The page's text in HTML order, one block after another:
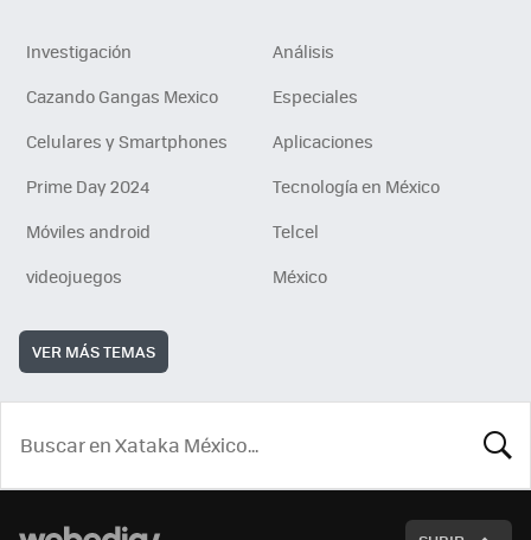
Investigación
Análisis
Cazando Gangas Mexico
Especiales
Celulares y Smartphones
Aplicaciones
Prime Day 2024
Tecnología en México
Móviles android
Telcel
videojuegos
México
VER MÁS TEMAS